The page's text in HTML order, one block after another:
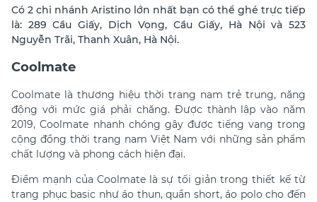
Có 2 chi nhánh Aristino lớn nhất bạn có thể ghé trực tiếp
là: 289 Cầu Giấy, Dịch Vọng, Cầu Giấy, Hà Nội và 523
Nguyễn Trãi, Thanh Xuân, Hà Nội.
Coolmate
Coolmate là thương hiệu thời trang nam trẻ trung, năng
động với mức giá phải chăng. Được thành lập vào năm
2019, Coolmate nhanh chóng gây được tiếng vang trong
cộng đồng thời trang nam Việt Nam với những sản phẩm
chất lượng và phong cách hiện đại.
Điểm mạnh của Coolmate là sự tối giản trong thiết kế từ
trang phục basic như áo thun, quần short, áo polo cho đến